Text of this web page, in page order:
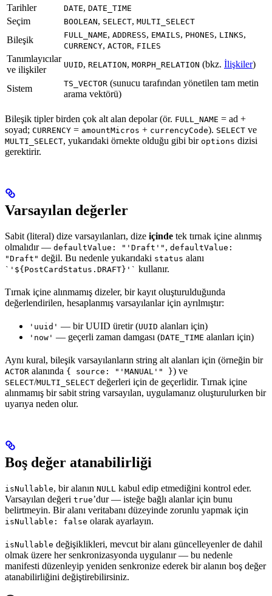
Tarihler DATE, DATE_TIME
Seçim BOOLEAN, SELECT, MULTI_SELECT
Bileşik FULL_NAME, ADDRESS, EMAILS, PHONES, LINKS,
CURRENCY, ACTOR, FILES
Tanımlayıcılar
ve ilişkiler
UUID, RELATION, MORPH_RELATION (bkz. İlişkiler)
Sistem TS_VECTOR (sunucu tarafından yönetilen tam metin
arama vektörü)
Bileşik tipler birden çok alt alan depolar (ör. FULL_NAME = ad +
soyad; CURRENCY = amountMicros + currencyCode). SELECT ve
MULTI_SELECT, yukarıdaki örnekte olduğu gibi bir options dizisi
gerektirir.
Varsayılan değerler
Sabit (literal) dize varsayılanları, dize içinde tek tırnak içine alınmış
olmalıdır — defaultValue: "'Draft'" , defaultValue:
"Draft" değil. Bu nedenle yukarıdaki status alanı
`'${PostCardStatus.DRAFT}'` kullanır.
Tırnak içine alınmamış dizeler, bir kayıt oluşturulduğunda
değerlendirilen, hesaplanmış varsayılanlar için ayrılmıştır:
'uuid' — bir UUID üretir (UUID alanları için)
'now' — geçerli zaman damgası (DATE_TIME alanları için)
Aynı kural, bileşik varsayılanların string alt alanları için (örneğin bir
ACTOR alanında { source: "'MANUAL'" }) ve
SELECT/MULTI_SELECT değerleri için de geçerlidir. Tırnak içine
alınmamış bir sabit string varsayılan, uygulamanız oluşturulurken bir
uyarıya neden olur.
Boş değer atanabilirliği
isNullable, bir alanın NULL kabul edip etmediğini kontrol eder.
Varsayılan değeri true’dur — isteğe bağlı alanlar için bunu
belirtmeyin. Bir alanı veritabanı düzeyinde zorunlu yapmak için
isNullable: false olarak ayarlayın.
isNullable değişiklikleri, mevcut bir alanı güncelleyenler de dahil
olmak üzere her senkronizasyonda uygulanır — bu nedenle
manifesti düzenleyip yeniden senkronize ederek bir alanın boş değer
atanabilirliğini değiştirebilirsiniz.